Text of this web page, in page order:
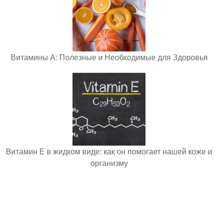
Витамины А: Полезные и Необходимые для Здоровья
Витамин Е в жидком виде: как он помогает нашей коже и
организму